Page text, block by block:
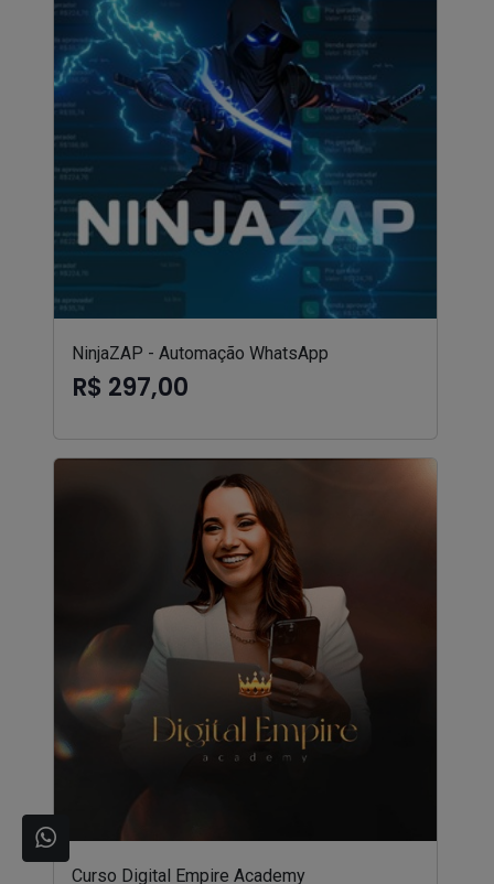
NinjaZAP - Automação WhatsApp
R$ 297,00
Curso Digital Empire Academy